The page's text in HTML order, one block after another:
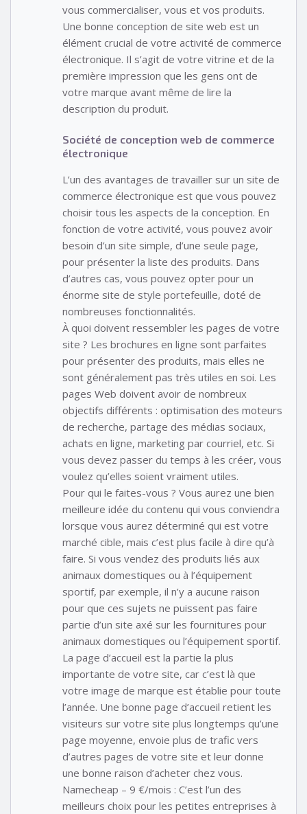
vous commercialiser, vous et vos produits.
Une bonne conception de site web est un
élément crucial de votre activité de commerce
électronique. Il s’agit de votre vitrine et de la
première impression que les gens ont de
votre marque avant même de lire la
description du produit.
Société de conception web de commerce
électronique
L’un des avantages de travailler sur un site de
commerce électronique est que vous pouvez
choisir tous les aspects de la conception. En
fonction de votre activité, vous pouvez avoir
besoin d’un site simple, d’une seule page,
pour présenter la liste des produits. Dans
d’autres cas, vous pouvez opter pour un
énorme site de style portefeuille, doté de
nombreuses fonctionnalités.
À quoi doivent ressembler les pages de votre
site ? Les brochures en ligne sont parfaites
pour présenter des produits, mais elles ne
sont généralement pas très utiles en soi. Les
pages Web doivent avoir de nombreux
objectifs différents : optimisation des moteurs
de recherche, partage des médias sociaux,
achats en ligne, marketing par courriel, etc. Si
vous devez passer du temps à les créer, vous
voulez qu’elles soient vraiment utiles.
Pour qui le faites-vous ? Vous aurez une bien
meilleure idée du contenu qui vous conviendra
lorsque vous aurez déterminé qui est votre
marché cible, mais c’est plus facile à dire qu’à
faire. Si vous vendez des produits liés aux
animaux domestiques ou à l’équipement
sportif, par exemple, il n’y a aucune raison
pour que ces sujets ne puissent pas faire
partie d’un site axé sur les fournitures pour
animaux domestiques ou l’équipement sportif.
La page d’accueil est la partie la plus
importante de votre site, car c’est là que
votre image de marque est établie pour toute
l’année. Une bonne page d’accueil retient les
visiteurs sur votre site plus longtemps qu’une
page moyenne, envoie plus de trafic vers
d’autres pages de votre site et leur donne
une bonne raison d’acheter chez vous.
Namecheap – 9 €/mois : C’est l’un des
meilleurs choix pour les petites entreprises à